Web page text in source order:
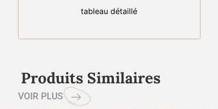
tableau détaillé
VOIR PLUS
Produits Similaires